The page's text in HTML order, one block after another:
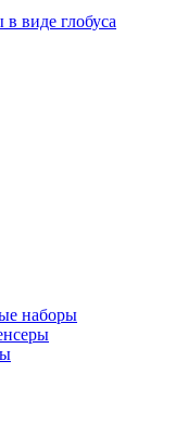
виде глобуса
наборы